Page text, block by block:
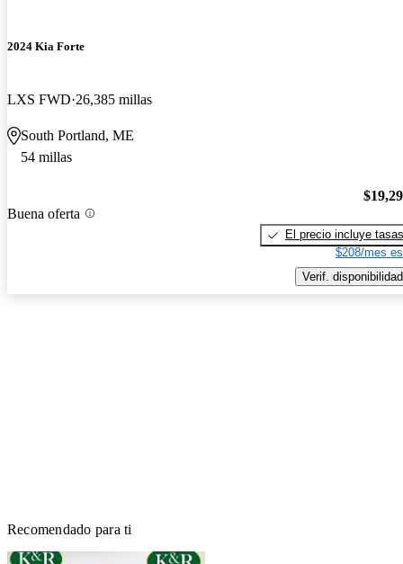
2024 Kia Forte
LXS FWD 26,385 millas
South Portland, ME
54 millas
Buena oferta
El precio incluye tasas
$208/mes
Verif. disponibilidad
Recomendado para ti